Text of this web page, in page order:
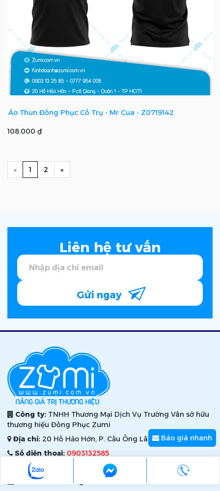
Áo Thun Đồng Phục Cổ Trụ - Mr Cua - Z0719142
108.000 ₫
«Previous
1 (current)
2 »
Liên hệ tư vấn
Gửi ngay
Công ty: TNHH Thương Mại Dịch Vụ Trường Vân sở hữu
thương hiệu Đồng Phục Zumi
Địa chỉ: 20 Hồ Hảo Hớn, P. Cầu Ông Lãnh, TP.HCM
Số điện thoại: 0903132585
Xưởng:184/14 Lê Đình Cẩn, p. Tân Tạo, TP.HCM
Email:kinhdoanh@zumi.com.vn
Báo giá nhanh